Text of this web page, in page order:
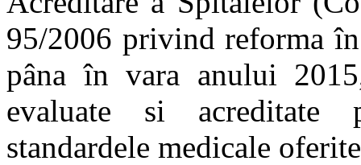
95/2006 privind reforma
pâna în vara anului
evaluate si acreditate
standardele medicale